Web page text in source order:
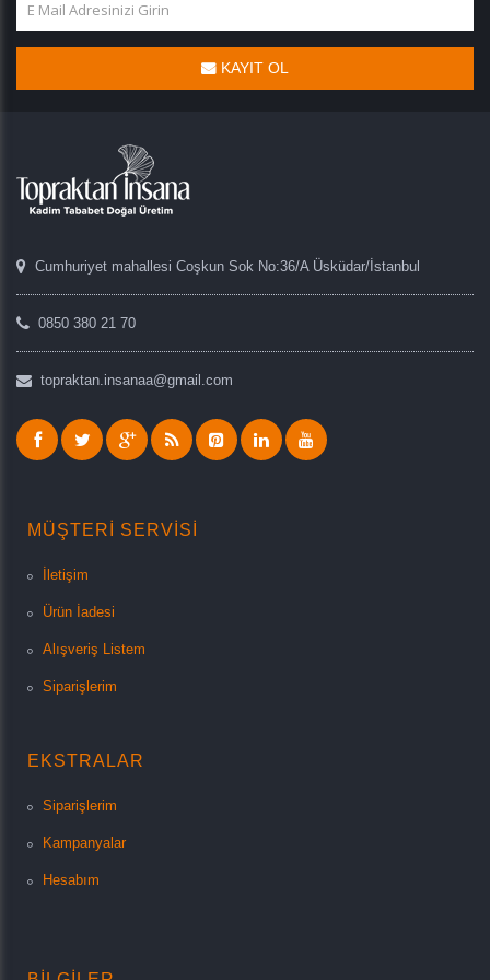
KAYIT OL
Cumhuriyet mahallesi Coşkun Sok No:36/A Üsküdar/İstanbul
0850 380 21 70
topraktan.insanaa@gmail.com
MÜŞTERI SERVISI
İletişim
Ürün İadesi
Alışveriş Listem
Siparişlerim
EKSTRALAR
Siparişlerim
Kampanyalar
Hesabım